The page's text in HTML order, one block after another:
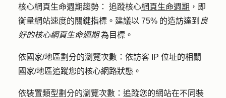
核心網頁生命週期趨勢： 追蹤核心網頁生命週期 ，即
衡量網站速度的關鍵指標。建議以 75% 的造訪達到 良
好的核心網頁生命週期為目標。
依國家/地區劃分的瀏覽次數： 依訪客 IP 位址的相關
國家/地區追蹤您的核心網路狀態。
依裝置類型劃分的瀏覽次數： 追蹤您的網站在不同裝